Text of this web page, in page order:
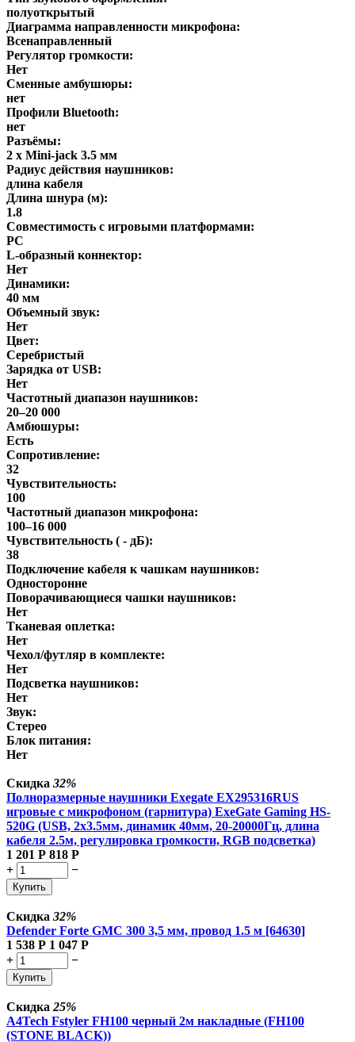
полуоткрытый
Диаграмма направленности микрофона:
Всенаправленный
Регулятор громкости:
Нет
Сменные амбушюры:
нет
Профили Bluetooth:
нет
Разъёмы:
2 x Mini-jack 3.5 мм
Радиус действия наушников:
длина кабеля
Длина шнура (м):
1.8
Совместимость с игровыми платформами:
PC
L-образный коннектор:
Нет
Динамики:
40 мм
Объемный звук:
Нет
Цвет:
Серебристый
Зарядка от USB:
Нет
Частотный диапазон наушников:
20–20 000
Амбюшуры:
Есть
Сопротивление:
32
Чувствительность:
100
Частотный диапазон микрофона:
100–16 000
Чувствительность ( - дБ):
38
Подключение кабеля к чашкам наушников:
Односторонне
Поворачивающиеся чашки наушников:
Нет
Тканевая оплетка:
Нет
Чехол/футляр в комплекте:
Нет
Подсветка наушников:
Нет
Звук:
Стерео
Блок питания:
Нет
Скидка 32%
Полноразмерные наушники Exegate EX295316RUS
игровые с микрофоном (гарнитура) ExeGate Gaming HS-
520G (USB, 2x3.5мм, динамик 40мм, 20-20000Гц, длина
кабеля 2.5м, регулировка громкости, RGB подсветка)
1 201 Р 818 Р
+
−
Купить
Скидка 32%
Defender Forte GMC 300 3,5 мм, провод 1.5 м [64630]
1 538 Р 1 047 Р
+
−
Купить
Скидка 25%
A4Tech Fstyler FH100 черный 2м накладные (FH100
(STONE BLACK))